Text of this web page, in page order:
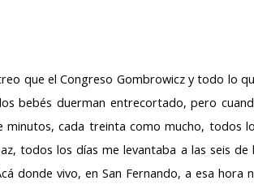
que el Congreso Gombrowicz y todo lo
bebés duerman entrecortado, pero
minutos, cada treinta como mucho, todos
todos los días me levantaba a las seis de
donde vivo, en San Fernando, a esa hora